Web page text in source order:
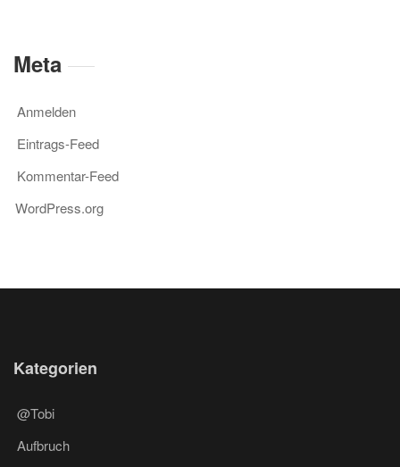
Meta
Anmelden
Eintrags-Feed
Kommentar-Feed
WordPress.org
Kategorien
@Tobi
Aufbruch